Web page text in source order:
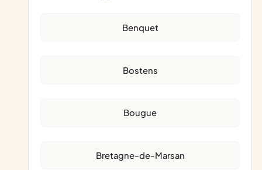
Benquet
Bostens
Bougue
Bretagne-de-Marsan